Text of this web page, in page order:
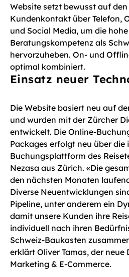
Website setzt bewusst auf
Kundenkontakt über Telefon,
und Social Media, um die hohe
Beratungskompetenz als
hervorzuheben. On- und
optimal kombiniert.
Einsatz neuer
Die Website basiert neu auf
und wurden mit der Zürcher
entwickelt. Die Online-
Packages erfolgt neu über die
Buchungsplattform des
Nezasa aus Zürich. «Die
den nächsten Monaten
Diverse Neuentwicklungen
Pipeline, unter anderem ein
damit unsere Kunden ihre
individuell nach ihren
Schweiz-Baukasten
erklärt Oliver Tamas, der
Marketing & E-Commerce.